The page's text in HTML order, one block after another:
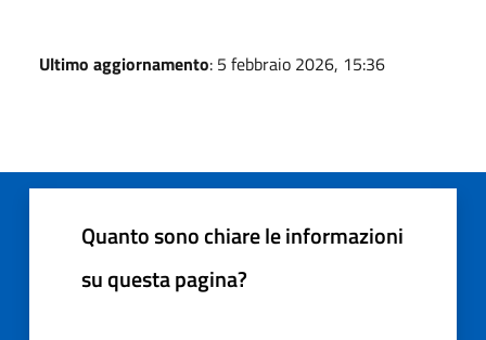
Ultimo aggiornamento: 5 febbraio 2026, 15:36
Quanto sono chiare le informazioni
su questa pagina?